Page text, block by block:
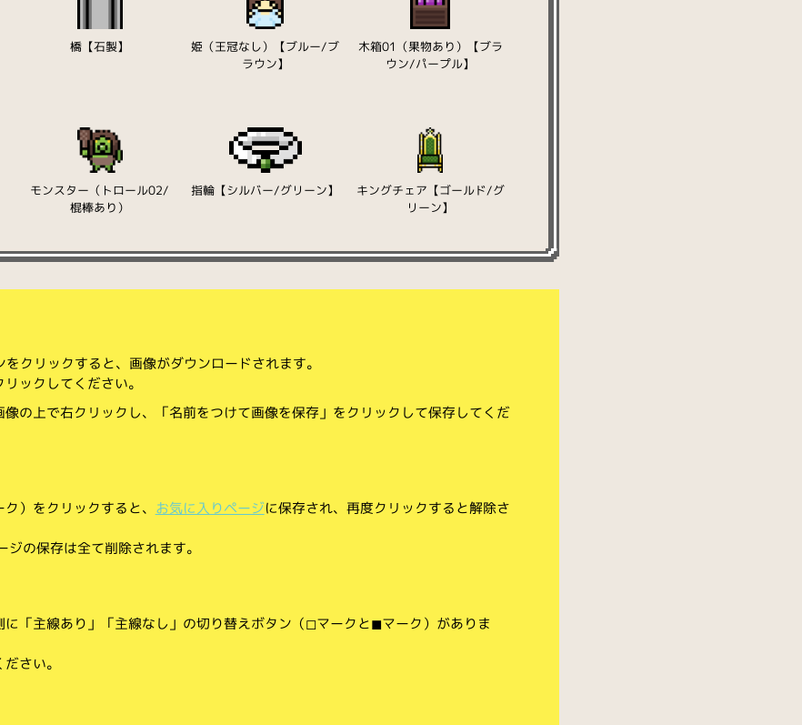
橋【石製】
姫（王冠なし）【ブルー/ブ
ラウン】
木箱01（果物あり）【ブラ
ウン/パープル】
モンスター（トロール02/
棍棒あり）
指輪【シルバー/グリーン】
キングチェア【ゴールド/グ
リーン】
クリックすると、画像がダウンロードされます。
ックしてください。
の上で右クリックし、「名前をつけて画像を保存」をクリックして保存してくだ
）をクリックすると、 お気に入りページに保存され、再度クリックすると解除さ
の保存は全て削除されます。
「主線あり」「主線なし」の切り替えボタン（◻︎マークと◼︎マーク）がありま
さい。